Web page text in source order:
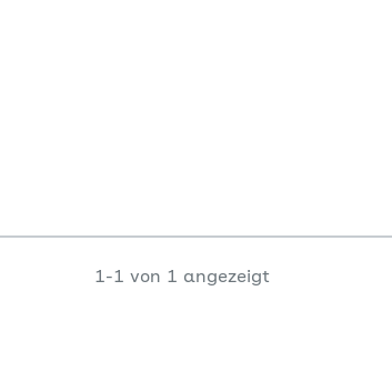
1-1 von 1 angezeigt